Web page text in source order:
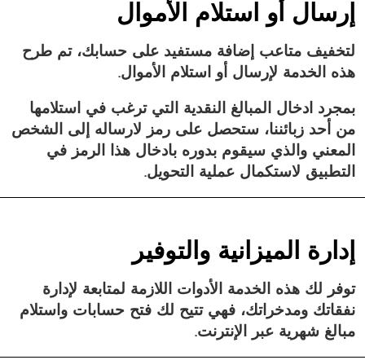
إرسال أو استلام الأموال
لتخفيف متاعب إضافة مستفيد على حسابك، تم طرح
هذه الخدمة لإرسال أو استلام الأموال.
بمجرد ادخال المبالغ النقدية التي ترغب في استلامها
من أحد زبائننا، ستحصل على رمز لارساله إلى الشخص
المعني والذي سيقوم بدوره بادخال هذا الرمز في
التطبيق لاستكمال عملية التحويل.
إدارة الميزانية والتوفير
توفر لك هذه الخدمة الأدوات اللازمة لمتابعة لإدارة
نفقاتك ومدخراتك، فهي تتيح لك فتح حسابات واستلام
مبالغ شهرية عبر الإنترنت.